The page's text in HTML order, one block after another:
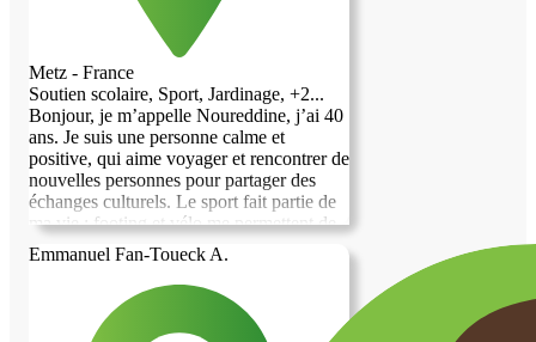
Metz - France
Soutien scolaire, Sport, Jardinage, +2...
Bonjour, je m’appelle Noureddine, j’ai 40
ans. Je suis une personne calme et
positive, qui aime voyager et rencontrer de
nouvelles personnes pour partager des
échanges culturels. Le sport fait partie de
ma vie : footing et vélo me permettent de
garder la forme et l’énergie. J’apprécie les
moments simples, la convivialité et les
belles rencontres.
Emmanuel Fan-Toueck A.